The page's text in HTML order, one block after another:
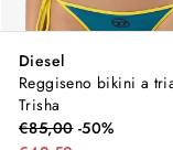
Diesel
Reggiseno bikini a
Trisha
€85,00-50%